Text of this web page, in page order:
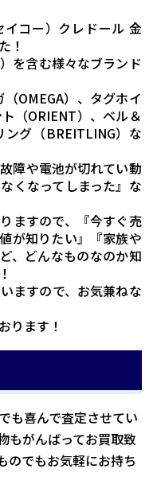
コー）クレドール 金
！
を含む様々なブランド
OMEGA）、タグホイ
（ORIENT）、ベル＆
グ（BREITLING）な
障や電池が切れてい動
くなってしまった』な
ますので、『今すぐ売
が知りたい』『家族や
、どんなものなのか知
ますので、お気兼ねな
ります！
も喜んで査定させてい
もがんばってお買取致
のでもお気軽にお持ち